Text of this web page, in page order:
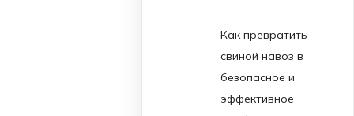
Как превратить
свиной навоз в
безопасное и
эффективное